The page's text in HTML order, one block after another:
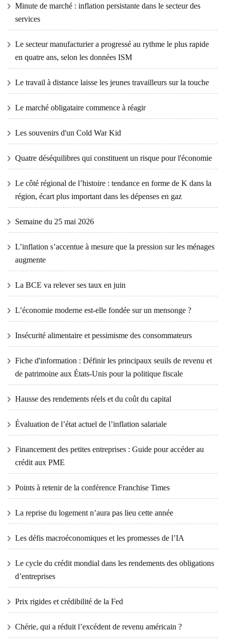
Minute de marché : inflation persistante dans le secteur des
services
Le secteur manufacturier a progressé au rythme le plus rapide
en quatre ans, selon les données ISM
Le travail à distance laisse les jeunes travailleurs sur la touche
Le marché obligataire commence à réagir
Les souvenirs d'un Cold War Kid
Quatre déséquilibres qui constituent un risque pour l'économie
Le côté régional de l’histoire : tendance en forme de K dans la
région, écart plus important dans les dépenses en gaz
Semaine du 25 mai 2026
L’inflation s’accentue à mesure que la pression sur les ménages
augmente
La BCE va relever ses taux en juin
L’économie moderne est-elle fondée sur un mensonge ?
Insécurité alimentaire et pessimisme des consommateurs
Fiche d'information : Définir les principaux seuils de revenu et
de patrimoine aux États-Unis pour la politique fiscale
Hausse des rendements réels et du coût du capital
Évaluation de l’état actuel de l’inflation salariale
Financement des petites entreprises : Guide pour accéder au
crédit aux PME
Points à retenir de la conférence Franchise Times
La reprise du logement n’aura pas lieu cette année
Les défis macroéconomiques et les promesses de l’IA
Le cycle du crédit mondial dans les rendements des obligations
d’entreprises
Prix ​​​​rigides et crédibilité de la Fed
Chérie, qui a réduit l’excédent de revenu américain ?